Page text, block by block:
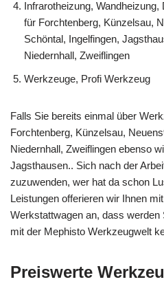
Infrarotheizung,
für Forchtenberg, Künzelsau,
Schöntal, Ingelfingen,
Niedernhall, Zweiflingen
Werkzeuge, Profi Werkzeug
Falls Sie bereits einmal über
Forchtenberg, Künzelsau,
Niedernhall, Zweiflingen ebenso
Jagsthausen.. Sich nach der
zuzuwenden, wer hat da schon
Leistungen offerieren wir Ihnen
Werkstattwagen an, dass
mit der Mephisto Werkzeugwelt
Preiswerte